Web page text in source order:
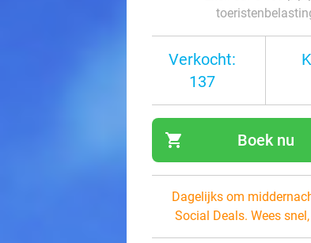
Verkocht:
137
shopping_cart Boek nu
Dagelijks om
Social Deals. Wees